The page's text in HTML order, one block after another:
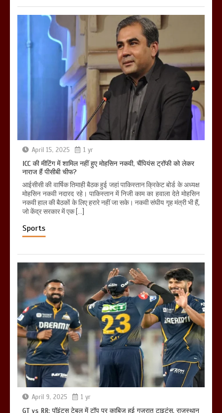
April 15, 2025 1 yr
ICC की मीटिंग में शामिल नहीं हुए मोहसिन नकवी, चैंपियंस ट्रॉफी को लेकर
नाराज हैं पीसीबी चीफ?
आईसीसी की वार्षिक तिमाही बैठक हुई जहां पाकिस्तान क्रिकेट बोर्ड के अध्यक्ष
मोहसिन नकवी नदारद रहे। पाकिस्तान में निजी काम का हवाला देते मोहसिन
नकवी हाल की बैठकों के लिए हरारे नहीं जा सके। नकवी संघीय गृह मंत्री भी हैं,
जो केंद्र सरकार में एक […]
Sports
April 9, 2025 1 yr
GT vs RR: पॉइंट्स टेबल में टॉप पर काबिज हुई गुजरात टाइटंस, राजस्थान